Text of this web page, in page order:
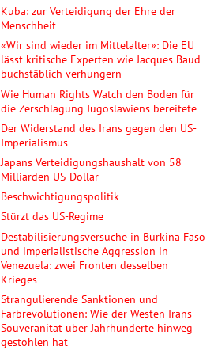
Kuba: zur Verteidigung der Ehre der
Menschheit
«Wir sind wieder im Mittelalter»: Die EU
lässt kritische Experten wie Jacques Baud
buchstäblich verhungern
Wie Human Rights Watch den Boden für
die Zerschlagung Jugoslawiens bereitete
Der Widerstand des Irans gegen den US-
Imperialismus
Japans Verteidigungshaushalt von 58
Milliarden US-Dollar
Beschwichtigungspolitik
Stürzt das US-Regime
Destabilisierungsversuche in Burkina Faso
und imperialistische Aggression in
Venezuela: zwei Fronten desselben
Krieges
Strangulierende Sanktionen und
Farbrevolutionen: Wie der Westen Irans
Souveränität über Jahrhunderte hinweg
gestohlen hat